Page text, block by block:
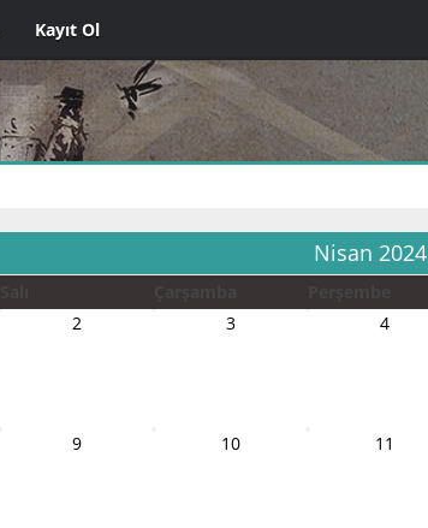
Kayıt Ol
Nisan 2024
2 3 4
9 10 11